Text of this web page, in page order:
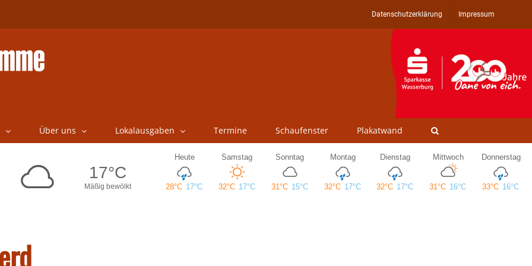
Datenschutzerklärung Impressum
Über uns Lokalausgaben Termine Schaufenster Plakatwand